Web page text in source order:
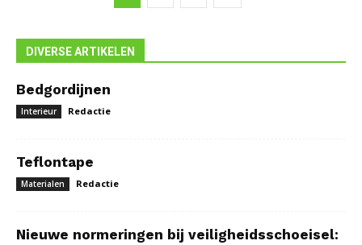
DIVERSE ARTIKELEN
Bedgordijnen
Interieur Redactie
Teflontape
Materialen Redactie
Nieuwe normeringen bij veiligheidsschoeisel: